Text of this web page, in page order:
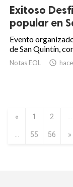
Exitoso
popular en
Evento
de San Quintín,
Notas EOL 
« 1 2
55 56 »